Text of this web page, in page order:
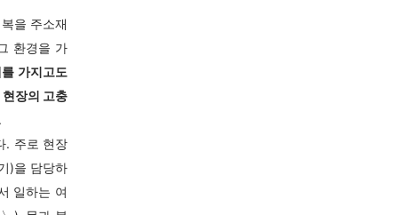
을 주소재
환경을 가
가지고도
장의 고충
. 주로 현장
)을 담당하
일하는 여